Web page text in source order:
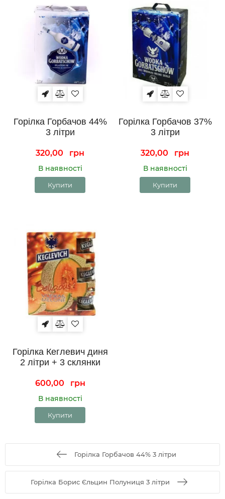
Горілка Горбачов 44%
3 літри
320,00 грн
В наявності
Купити
Горілка Горбачов 37%
3 літри
320,00 грн
В наявності
Купити
Горілка Кеглевич диня
2 літри + 3 склянки
600,00 грн
В наявності
Купити
Горілка Горбачов 44% 3 літри
Горілка Борис Єльцин Полуниця 3 літри